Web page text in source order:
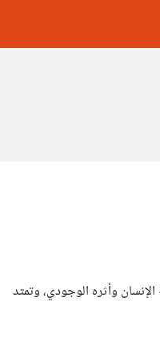
وأثره الوجودي، وتمتد